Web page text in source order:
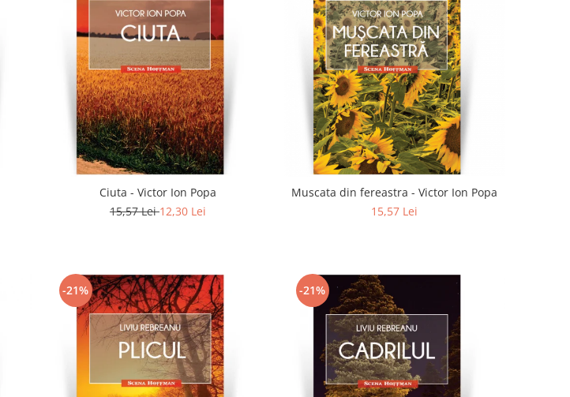
Ciuta - Victor Ion Popa
15,57 Lei12,30 Lei
Muscata din fereastra - Victor Ion Popa
15,57 Lei
-21% -21%